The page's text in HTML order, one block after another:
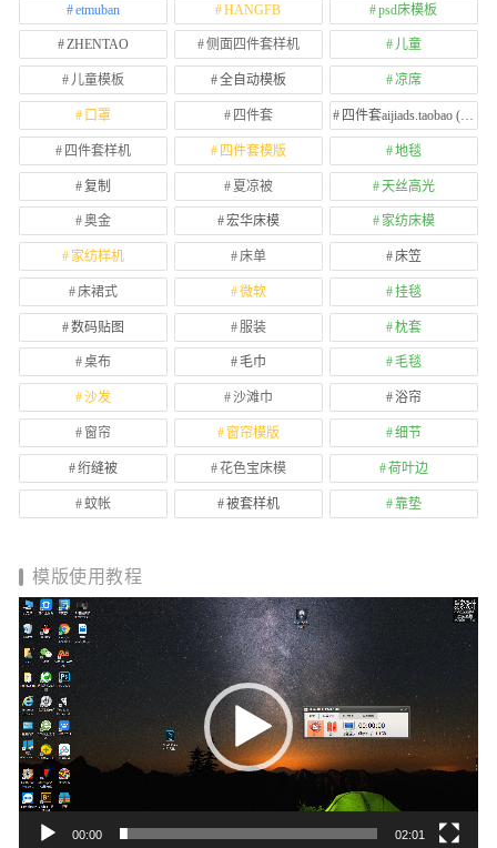
etmuban HANGFB psd床模板
ZHENTAO 侧面四件套样机 儿童
儿童模板 全自动模板 凉席
口罩 四件套 四件套aijiads.taobao (1639)
四件套样机 四件套模版 地毯
复制 夏凉被 天丝高光
奥金 宏华床模 家纺床模
家纺样机 床单 床笠
床裙式 微软 挂毯
数码贴图 服装 枕套
桌布 毛巾 毛毯
沙发 沙滩巾 浴帘
窗帘 窗帘模版 细节
绗缝被 花色宝床模 荷叶边
蚊帐 被套样机 靠垫
模版使用教程
视
频
播
放
器
00:00 02:01